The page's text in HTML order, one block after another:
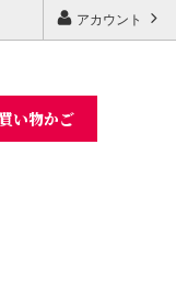
アカウント
買い物かご